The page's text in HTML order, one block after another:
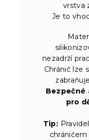
vrstva
Je to
nezadrží
Chránič lze
Bezpečné
pro
Tip: